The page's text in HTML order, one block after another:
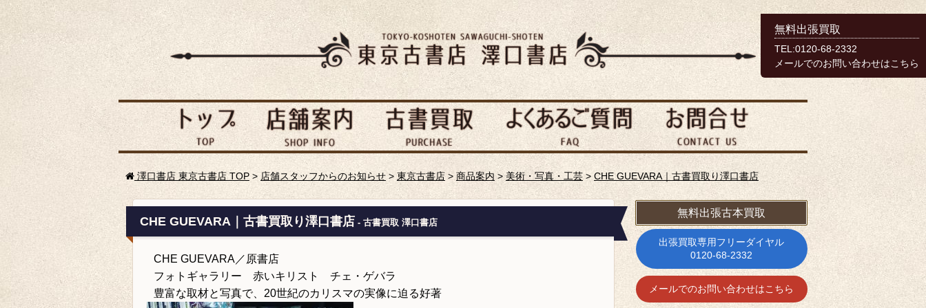
澤口書店 東京古書店 TOP > 店舗スタッフからのお知らせ >東京古書店> 商品案内>美術・写真・工芸> CHE GUEVARA｜古書買取り澤口書店
CHE GUEVARA｜古書買取り澤口書店 - 古書買取 澤口書店
CHE GUEVARA／原書店
フォトギャラリー 赤いキリスト チェ・ゲバラ
豊富な取材と写真で、20世紀のカリスマの実像に迫る好著
無料出張古本買取
出張買取専用フリーダイヤル
0120-68-2332
メールでのお問い合わせはこちら
無料出張買取
TEL:0120-68-2332
メールでのお問い合わせはこちら